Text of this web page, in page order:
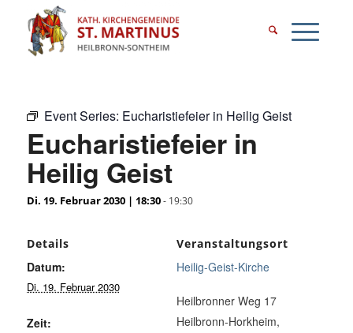
Event Series: Eucharistiefeier in Heilig Geist
Eucharistiefeier in
Heilig Geist
Di. 19. Februar 2030 | 18:30- 19:30
Details
Datum:
Di. 19. Februar 2030
Zeit:
Veranstaltungsort
Heilig-Geist-Kirche
Heilbronner Weg 17
Heilbronn-Horkheim,